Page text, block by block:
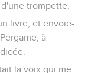
trompette,
livre, et envoie-
à
la voix qui me